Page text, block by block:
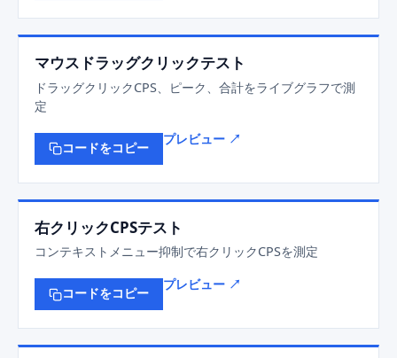
マウスドラッグクリックテスト
ドラッグクリックCPS、ピーク、合計をライブグラフで測
定
コードをコピー
プレビュー ↗
右クリックCPSテスト
コンテキストメニュー抑制で右クリックCPSを測定
コードをコピー
プレビュー ↗